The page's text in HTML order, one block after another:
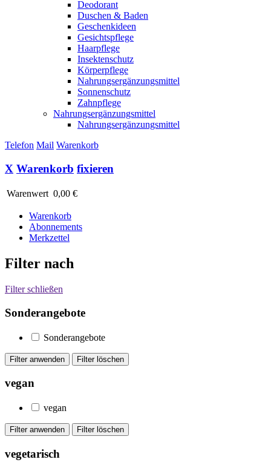
Deodorant
Duschen & Baden
Geschenkideen
Gesichtspflege
Haarpflege
Insektenschutz
Körperpflege
Nahrungsergänzungsmittel
Sonnenschutz
Zahnpflege
Nahrungsergänzungsmittel
Nahrungsergänzungsmittel
Telefon Mail Warenkorb
X Warenkorb fixieren
Warenwert 0,00 €
Warenkorb
Abonnements
Merkzettel
Filter nach
Filter schließen
Sonderangebote
Sonderangebote
vegan
vegan
vegetarisch